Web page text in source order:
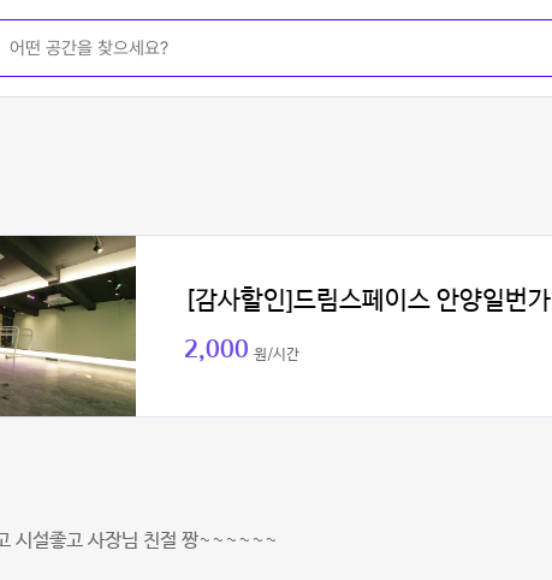
[감사할인]드림스페이스 안양일번가
2,000 원/시간
시설좋고 사장님 친절 짱~~~~~~